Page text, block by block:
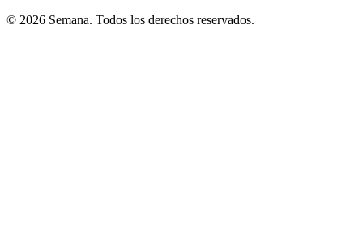
© 2026 Semana. Todos los derechos reservados.